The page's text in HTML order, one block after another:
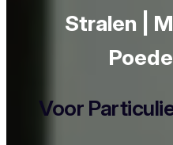
Stralen |
Voor